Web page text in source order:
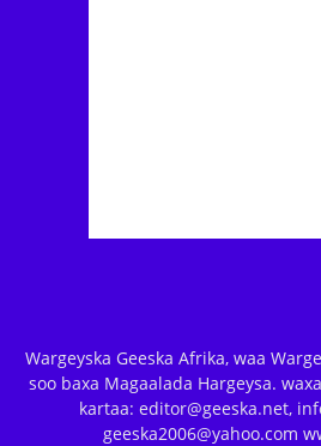
Wargeyska Geeska Afrika, waa
soo baxa Magaalada Hargeysa.
kartaa: editor@geeska.net,
geeska2006@yahoo.com